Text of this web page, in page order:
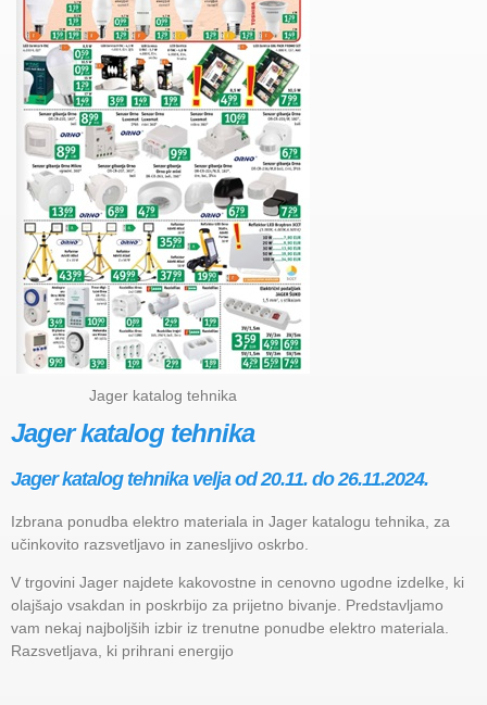
Jager katalog tehnika
Jager katalog tehnika
Jager katalog tehnika velja od 20.11. do 26.11.2024.
Izbrana ponudba elektro materiala in Jager katalogu tehnika, za
učinkovito razsvetljavo in zanesljivo oskrbo.
V trgovini Jager najdete kakovostne in cenovno ugodne izdelke, ki
olajšajo vsakdan in poskrbijo za prijetno bivanje. Predstavljamo
vam nekaj najboljših izbir iz trenutne ponudbe elektro materiala.
Razsvetljava, ki prihrani energijo